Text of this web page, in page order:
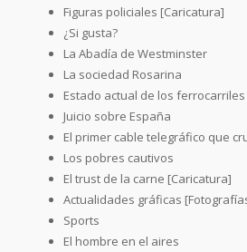
Figuras policiales [Caricatura]
¿Si gusta?
La Abadía de Westminster
La sociedad Rosarina
Estado actual de los
Juicio sobre España
El primer cable telegráfico que
Los pobres cautivos
El trust de la carne [Caricatura]
Actualidades gráficas
Sports
El hombre en el aires